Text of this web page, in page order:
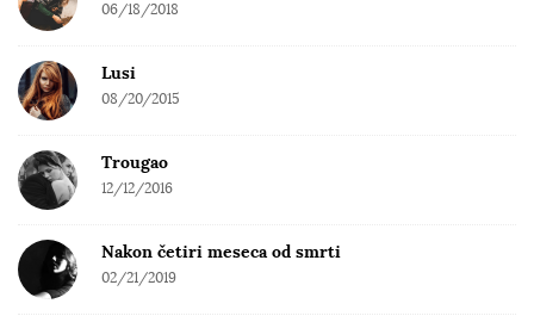
06/18/2018
Lusi
08/20/2015
Trougao
12/12/2016
Nakon četiri meseca od smrti
02/21/2019